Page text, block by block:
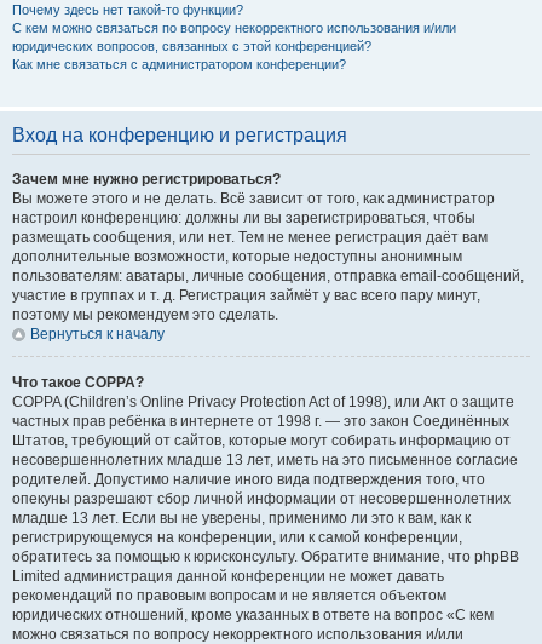
Почему здесь нет такой-то функции?
С кем можно связаться по вопросу некорректного использования и/или
юридических вопросов, связанных с этой конференцией?
Как мне связаться с администратором конференции?
Вход на конференцию и регистрация
Зачем мне нужно регистрироваться?
Вы можете этого и не делать. Всё зависит от того, как администратор
настроил конференцию: должны ли вы зарегистрироваться, чтобы
размещать сообщения, или нет. Тем не менее регистрация даёт вам
дополнительные возможности, которые недоступны анонимным
пользователям: аватары, личные сообщения, отправка email-сообщений,
участие в группах и т. д. Регистрация займёт у вас всего пару минут,
поэтому мы рекомендуем это сделать.
Вернуться к началу
Что такое COPPA?
COPPA (Children’s Online Privacy Protection Act of 1998), или Акт о защите
частных прав ребёнка в интернете от 1998 г. — это закон Соединённых
Штатов, требующий от сайтов, которые могут собирать информацию от
несовершеннолетних младше 13 лет, иметь на это письменное согласие
родителей. Допустимо наличие иного вида подтверждения того, что
опекуны разрешают сбор личной информации от несовершеннолетних
младше 13 лет. Если вы не уверены, применимо ли это к вам, как к
регистрирующемуся на конференции, или к самой конференции,
обратитесь за помощью к юрисконсульту. Обратите внимание, что phpBB
Limited администрация данной конференции не может давать
рекомендаций по правовым вопросам и не является объектом
юридических отношений, кроме указанных в ответе на вопрос «С кем
можно связаться по вопросу некорректного использования и/или